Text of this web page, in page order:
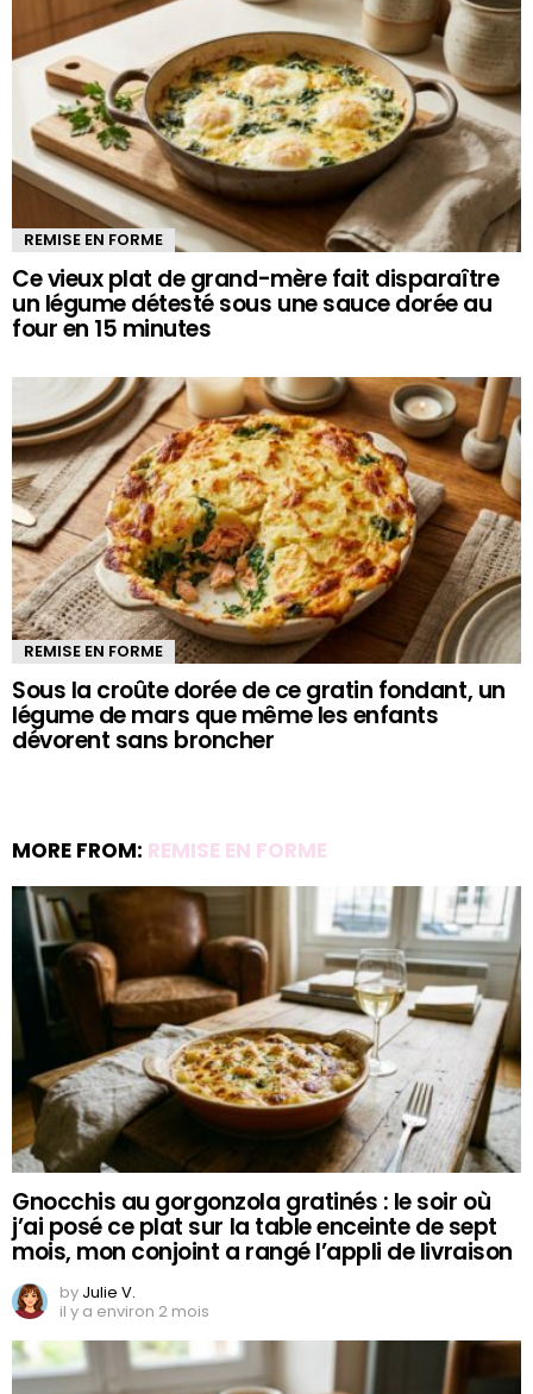
REMISE EN FORME
Ce vieux plat de grand-mère fait disparaître
un légume détesté sous une sauce dorée au
four en 15 minutes
REMISE EN FORME
Sous la croûte dorée de ce gratin fondant, un
légume de mars que même les enfants
dévorent sans broncher
MORE FROM: REMISE EN FORME
Gnocchis au gorgonzola gratinés : le soir où
j’ai posé ce plat sur la table enceinte de sept
mois, mon conjoint a rangé l’appli de livraison
by Julie V.
il y a environ 2 mois